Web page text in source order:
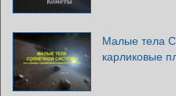
Малые тела
карликовые